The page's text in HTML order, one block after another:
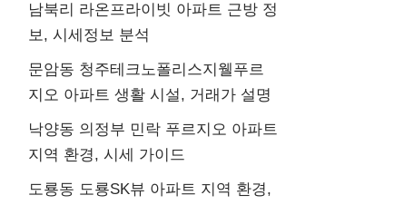
남북리 라온프라이빗 아파트 근방 정
보, 시세정보 분석
문암동 청주테크노폴리스지웰푸르
지오 아파트 생활 시설, 거래가 설명
낙양동 의정부 민락 푸르지오 아파트
지역 환경, 시세 가이드
도룡동 도룡SK뷰 아파트 지역 환경,